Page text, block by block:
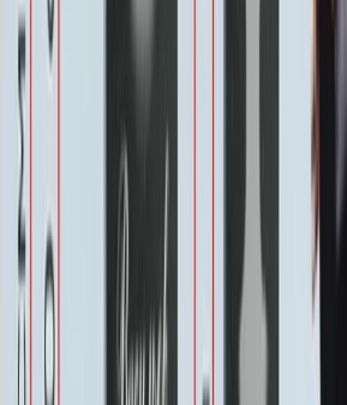
Бесплатно
Бесплатно
Восстановление фотографии
3 000 ₽
Хранение на складе
Бесплатно
Швеллер под памятник
2 000 ₽
Благоустройство
Благоустройство